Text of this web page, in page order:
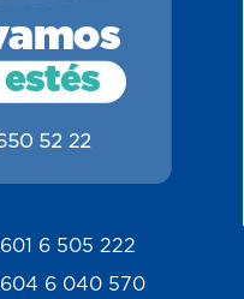
601 6 505 222
604 6 040 570